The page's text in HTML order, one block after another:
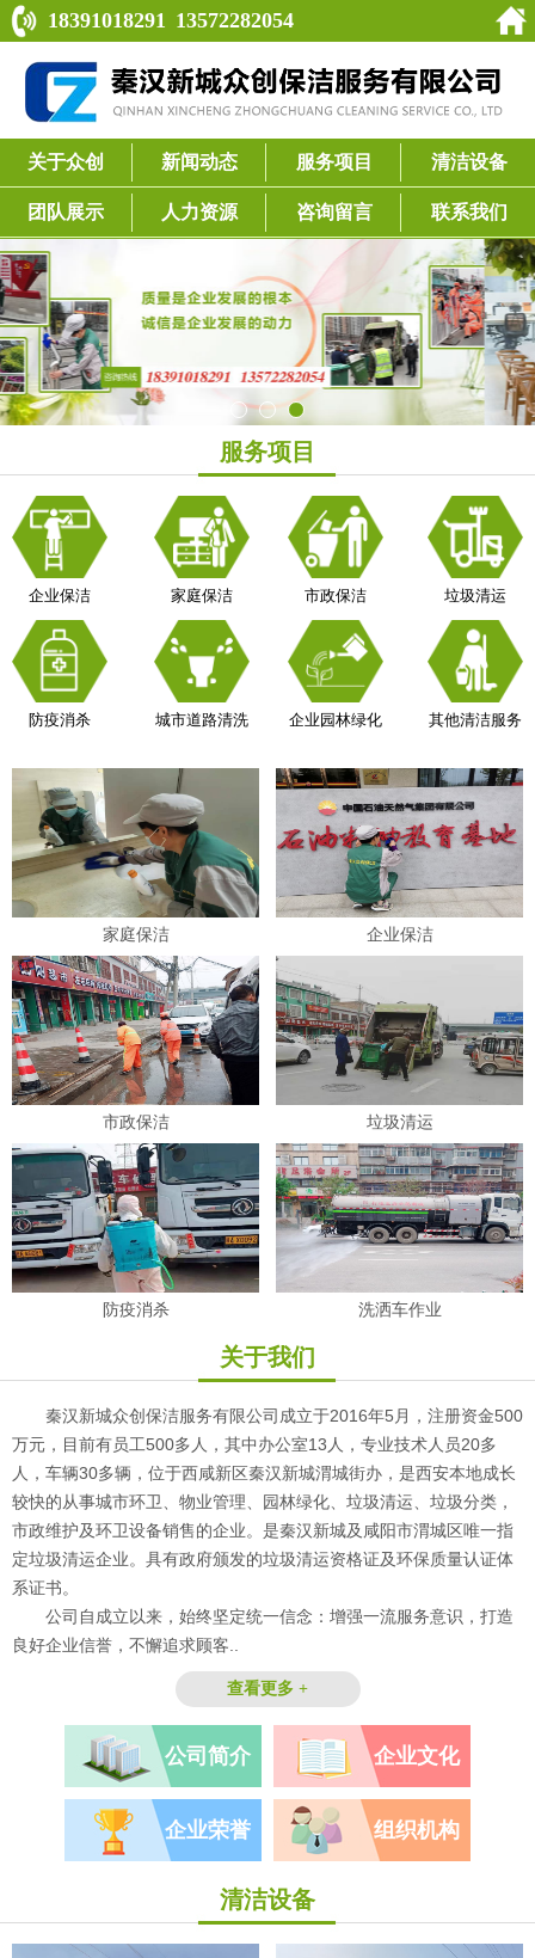
18391018291 13572282054
关于众创 新闻动态 服务项目 清洁设备
团队展示 人力资源 咨询留言 联系我们
服务项目
企业保洁 家庭保洁 市政保洁 垃圾清运
防疫消杀 城市道路清洗 企业园林绿化 其他清洁服务
家庭保洁 企业保洁
市政保洁 垃圾清运
防疫消杀 洗洒车作业
关于我们
秦汉新城众创保洁服务有限公司成立于2016年5月，注册资金500
万元，目前有员工500多人，其中办公室13人，专业技术人员20多
人，车辆30多辆，位于西咸新区秦汉新城渭城街办，是西安本地成长
较快的从事城市环卫、物业管理、园林绿化、垃圾清运、垃圾分类，
市政维护及环卫设备销售的企业。是秦汉新城及咸阳市渭城区唯一指
定垃圾清运企业。具有政府颁发的垃圾清运资格证及环保质量认证体
系证书。
公司自成立以来，始终坚定统一信念：增强一流服务意识，打造
良好企业信誉，不懈追求顾客..
查看更多 +
公司简介 企业文化
企业荣誉 组织机构
清洁设备